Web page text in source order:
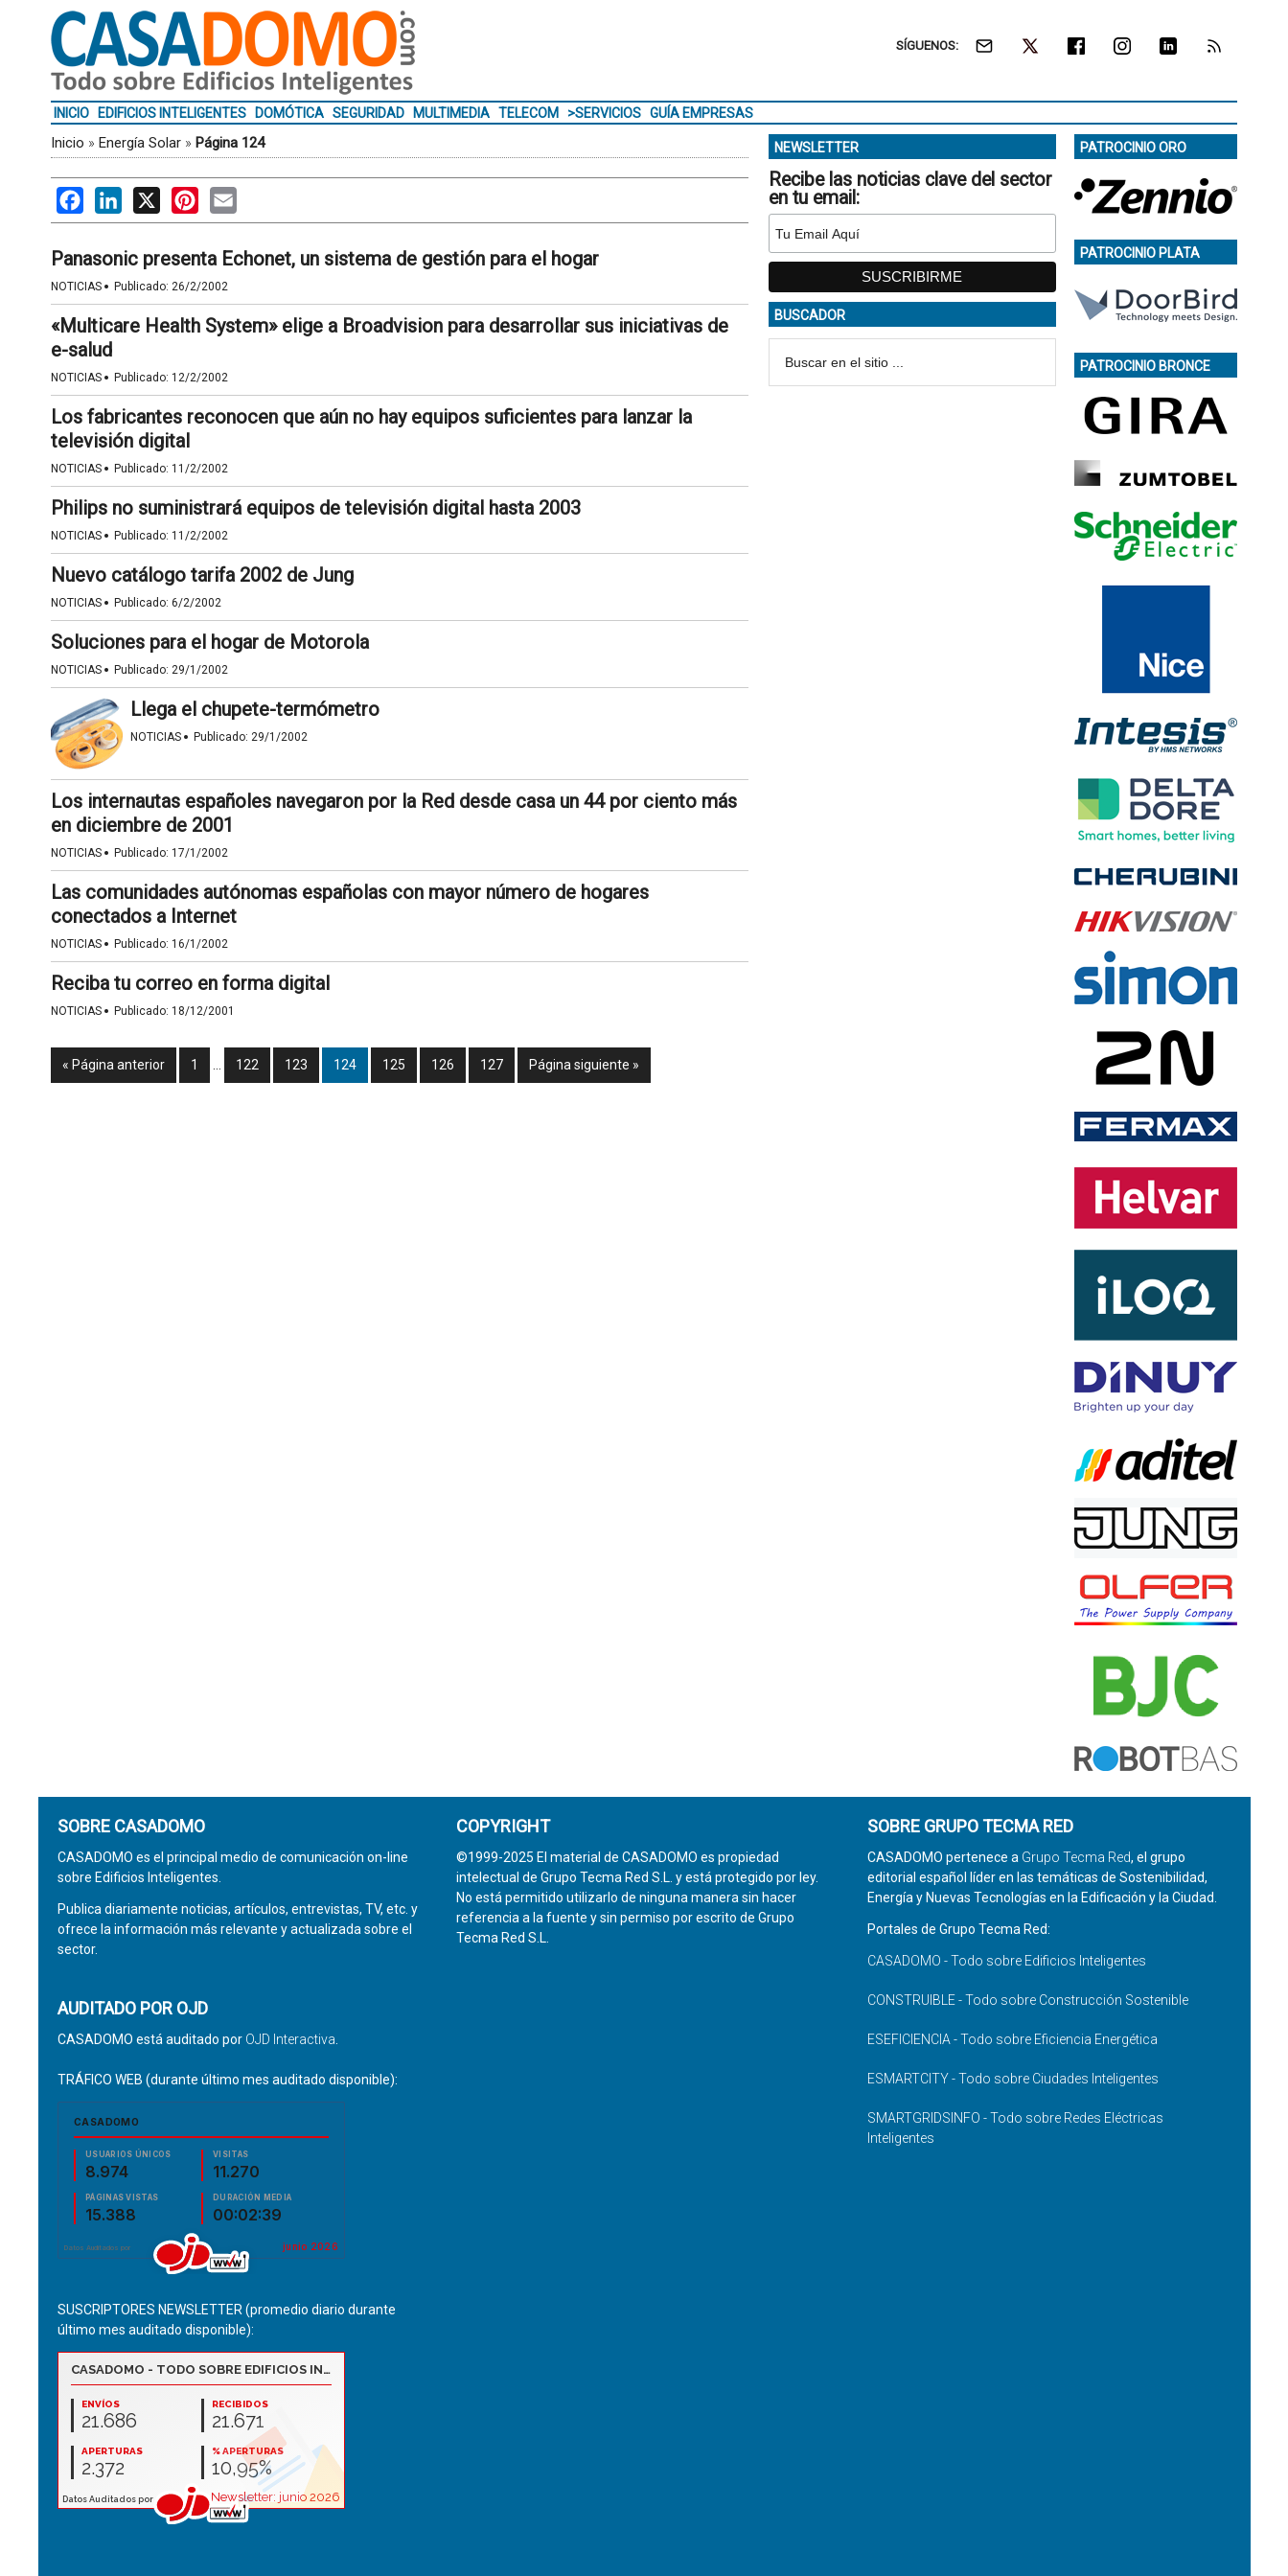
SÍGUENOS:
INICIO EDIFICIOS INTELIGENTES DOMÓTICA SEGURIDAD MULTIMEDIA TELECOM >SERVICIOS GUÍA EMPRESAS
Inicio » Energía Solar» Página 124
FacebookLinkedIn
X PinterestEmail
Panasonic presenta Echonet, un sistema de gestión para el hogar
NOTICIAS · Publicado: 26/2/2002
«Multicare Health System» elige a Broadvision para desarrollar sus iniciativas de
e-salud
NOTICIAS · Publicado: 12/2/2002
Los fabricantes reconocen que aún no hay equipos suficientes para lanzar la
televisión digital
NOTICIAS · Publicado: 11/2/2002
Philips no suministrará equipos de televisión digital hasta 2003
NOTICIAS · Publicado: 11/2/2002
Nuevo catálogo tarifa 2002 de Jung
NOTICIAS · Publicado: 6/2/2002
Soluciones para el hogar de Motorola
NOTICIAS · Publicado: 29/1/2002
Llega el chupete-termómetro
NOTICIAS · Publicado: 29/1/2002
Los internautas españoles navegaron por la Red desde casa un 44 por ciento más
en diciembre de 2001
NOTICIAS · Publicado: 17/1/2002
Las comunidades autónomas españolas con mayor número de hogares
conectados a Internet
NOTICIAS · Publicado: 16/1/2002
Reciba tu correo en forma digital
NOTICIAS · Publicado: 18/12/2001
« Página anterior 1 122 123 124 125 126 127 Página siguiente »
NEWSLETTER
Recibe las noticias clave del sector
en tu email:
BUSCADOR
PATROCINIO ORO
PATROCINIO PLATA
PATROCINIO BRONCE
SOBRE CASADOMO
CASADOMO es el principal medio de comunicación on-line
sobre Edificios Inteligentes.
Publica diariamente noticias, artículos, entrevistas, TV, etc. y
ofrece la información más relevante y actualizada sobre el
sector.
AUDITADO POR OJD
CASADOMO está auditado por OJD Interactiva
TRÁFICO WEB (durante último mes auditado disponible):
SUSCRIPTORES NEWSLETTER (promedio diario durante
último mes auditado disponible):
COPYRIGHT
©1999-2025 El material de CASADOMO es propiedad
intelectual de Grupo Tecma Red S.L. y está protegido por ley.
No está permitido utilizarlo de ninguna manera sin hacer
referencia a la fuente y sin permiso por escrito de Grupo
Tecma Red S.L.
SOBRE GRUPO TECMA RED
CASADOMO pertenece a Grupo Tecma Red, el grupo
editorial español líder en las temáticas de Sostenibilidad,
Energía y Nuevas Tecnologías en la Edificación y la Ciudad.
Portales de Grupo Tecma Red:
CASADOMO - Todo sobre Edificios Inteligentes
CONSTRUIBLE - Todo sobre Construcción Sostenible
ESEFICIENCIA - Todo sobre Eficiencia Energética
ESMARTCITY - Todo sobre Ciudades Inteligentes
SMARTGRIDSINFO - Todo sobre Redes Eléctricas
Inteligentes